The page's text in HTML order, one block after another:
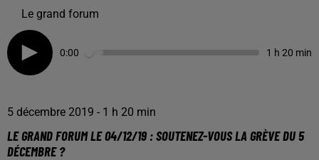
Le grand forum
0:00 1 h 20 min
5 décembre 2019 - 1 h 20 min
LE GRAND FORUM LE 04/12/19 : SOUTENEZ-VOUS LA GRÈVE DU 5
DÉCEMBRE ?